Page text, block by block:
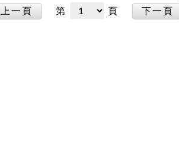
上一頁 第 頁 下一頁